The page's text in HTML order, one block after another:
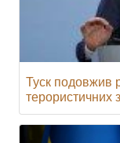
Туск подовжив
терористичних